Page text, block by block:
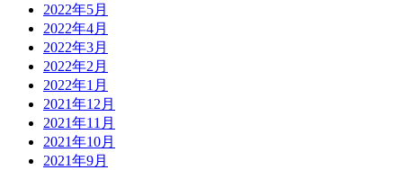
2022年5月
2022年4月
2022年3月
2022年2月
2022年1月
2021年12月
2021年11月
2021年10月
2021年9月